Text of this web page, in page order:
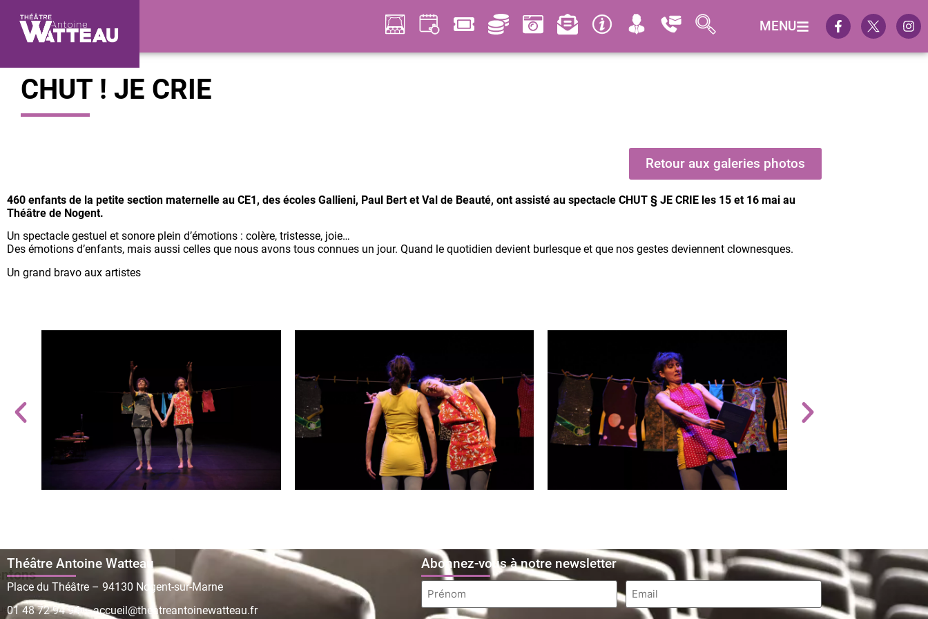
MENU
CHUT ! JE CRIE
Retour aux galeries photos
460 enfants de la petite section maternelle au CE1, des écoles Gallieni, Paul Bert et Val de Beauté, ont assisté au spectacle CHUT § JE CRIE les 15 et 16 mai au
Théâtre de Nogent.
Un spectacle gestuel et sonore plein d’émotions : colère, tristesse, joie…
Des émotions d’enfants, mais aussi celles que nous avons tous connues un jour. Quand le quotidien devient burlesque et que nos gestes deviennent clownesques.
Un grand bravo aux artistes
Théâtre Antoine Watteau
Place du Théâtre – 94130 Nogent-sur-Marne
01 48 72 94 94–accueil@theatreantoinewatteau.fr
Abonnez-vous à notre newsletter
Prénom Email